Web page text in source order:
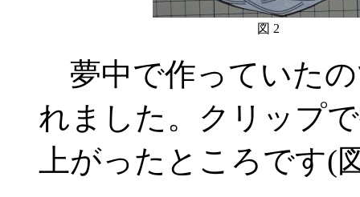
図 2
夢中で作っていた
れました。クリップ
上がったところです(